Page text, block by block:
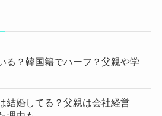
る？韓国籍でハーフ？父親や学
結婚してる？父親は会社経営